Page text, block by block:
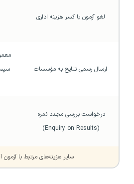
لغو آزمون با کسر هزینه اداری
ارسال رسمی نتایج به مؤسسات
درخواست بررسی مجدد نمره
(Enquiry on Results)
سایر هزینه‌های مرتبط با آزمون IELTS UKVI